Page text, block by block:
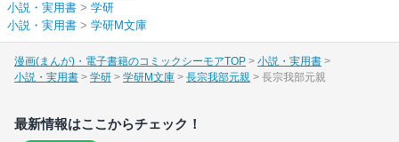
小説・実用書 > 学研
小説・実用書 > 学研M文庫
漫画(まんが)・電子書籍のコミックシーモアTOP
小説・実用書
小説・実用書
学研 学研M文庫 長宗我部元親 長宗我部元親
最新情報はここからチェック！